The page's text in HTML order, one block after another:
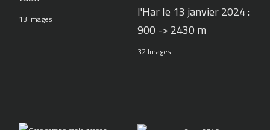
13 Images
l'Har le 13 janvier 2024 :
900 -> 2430 m
32 Images